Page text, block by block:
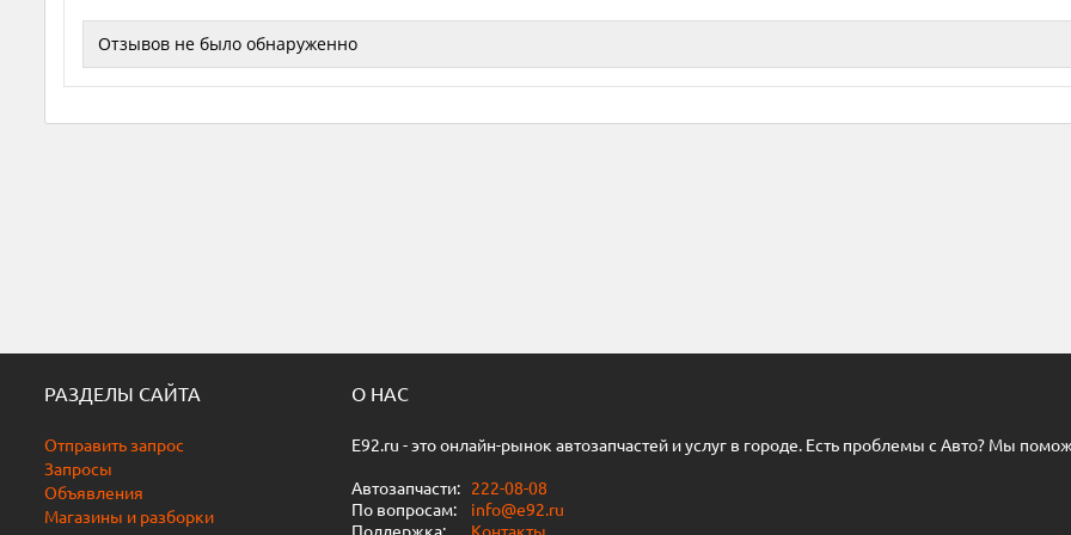
Отзывов не было обнаруженно
РАЗДЕЛЫ САЙТА
Отправить запрос
Запросы
Объявления
Магазины и разборки
О НАС
E92.ru - это онлайн-рынок автозапчастей и услуг в городе. Есть проблемы с Авто? Мы
Автозапчасти:
222-08-08
По вопросам: info@e92.ru
Поддержка: Контакты